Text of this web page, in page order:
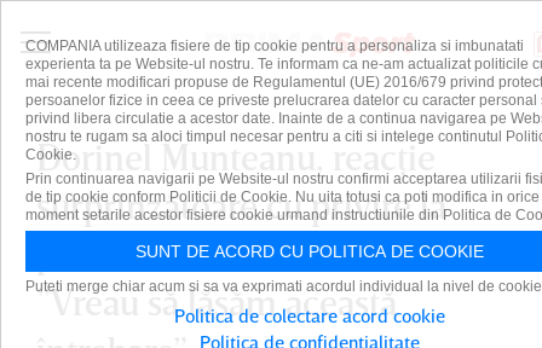
Dorinel Munteanu, reacţie
surprinzătoare cu privire la
plecarea de la Hermannstadt.
”Vreau să lăsăm această
COMPANIA utilizeaza fisiere de tip cookie pentru a personaliza si imbunatati
experienta ta pe Website-ul nostru. Te informam ca ne-am actualizat politicile
mai recente modificari propuse de Regulamentul (UE) 2016/679 privind
persoanelor fizice in ceea ce priveste prelucrarea datelor cu caracter personal
privind libera circulatie a acestor date. Inainte de a continua navigarea pe
nostru te rugam sa aloci timpul necesar pentru a citi si intelege continutul
Cookie.
Prin continuarea navigarii pe Website-ul nostru confirmi acceptarea utilizarii
de tip cookie conform Politicii de Cookie. Nu uita totusi ca poti modifica in orice
moment setarile acestor fisiere cookie urmand instructiunile din Politica de
SUNT DE ACORD CU POLITICA DE COOKIE
Puteti merge chiar acum si sa va exprimati acordul individual la nivel de
Politica de colectare acord cookie
Politica de confidentialitate